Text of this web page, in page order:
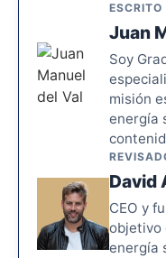
ESCRITO
Juan
Soy
misión
energía
David
CEO y
objetivo
energía